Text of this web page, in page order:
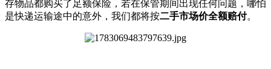
存物品都购买了足额保险，若在保管期间出现任何问题，哪怕
是快递运输途中的意外，我们都将按二手市场价全额赔付。